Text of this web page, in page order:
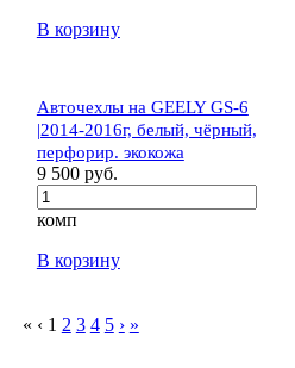
В корзину
Авточехлы на GEELY GS-6
|2014-2016г, белый, чёрный,
перфорир. экокожа
9 500 руб.
комп
В корзину
« ‹ 1 2 3 4 5 › »